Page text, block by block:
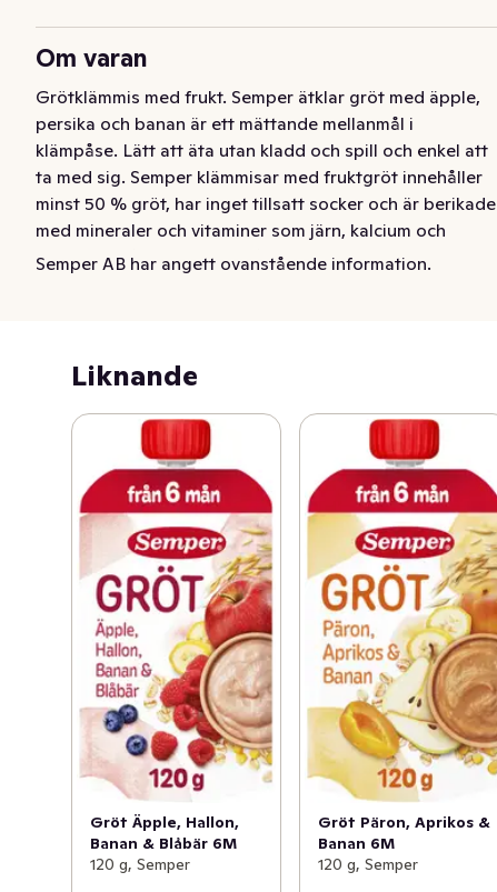
Om varan
Grötklämmis med frukt. Semper ätklar gröt med äpple,
persika och banan är ett mättande mellanmål i
klämpåse. Lätt att äta utan kladd och spill och enkel att
ta med sig. Semper klämmisar med fruktgröt innehåller
minst 50 % gröt, har inget tillsatt socker och är berikade
med mineraler och vitaminer som järn, kalcium och
vitamin C, så att ditt barn får i sig massor av den näring
persika och banan är ett mättande mellanmål i
ta med sig. Semper klämmisar med fruktgröt innehåller
minst 50 % gröt, har inget tillsatt socker och innehåller
bland annat järn, kalcium och vitamin C, så att ditt barn
får i sig massor av den näring det behöver. Passar
perfekt till mellis, servera gärna klämmisen från sked.
För barn från 6 månader.
Semper AB har angett ovanstående information.
Liknande
Gröt Äpple, Hallon,
Banan & Blåbär 6M
120 g, Semper
Gröt Päron, Aprikos &
Banan 6M
120 g, Semper